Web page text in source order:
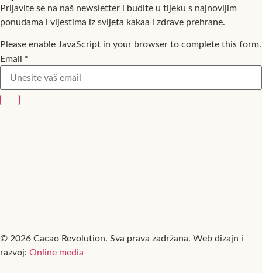
Prijavite se na naš newsletter i budite u tijeku s najnovijim
ponudama i vijestima iz svijeta kakaa i zdrave prehrane.
Please enable JavaScript in your browser to complete this form.
Email *
© 2026 Cacao Revolution. Sva prava zadržana. Web dizajn i
razvoj: Online media